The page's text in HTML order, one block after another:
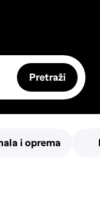
Pretraži
i oprema